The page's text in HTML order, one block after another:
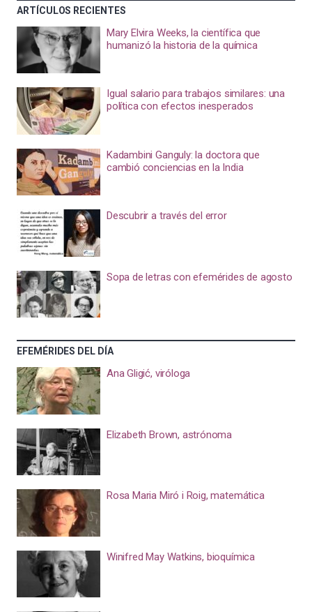
ARTÍCULOS RECIENTES
Mary Elvira Weeks, la científica que
humanizó la historia de la química
Igual salario para trabajos similares: una
política con efectos inesperados
Kadambini Ganguly: la doctora que
cambió conciencias en la India
Descubrir a través del error
Sopa de letras con efemérides de agosto
EFEMÉRIDES DEL DÍA
Ana Gligić, viróloga
Elizabeth Brown, astrónoma
Rosa Maria Miró i Roig, matemática
Winifred May Watkins, bioquímica